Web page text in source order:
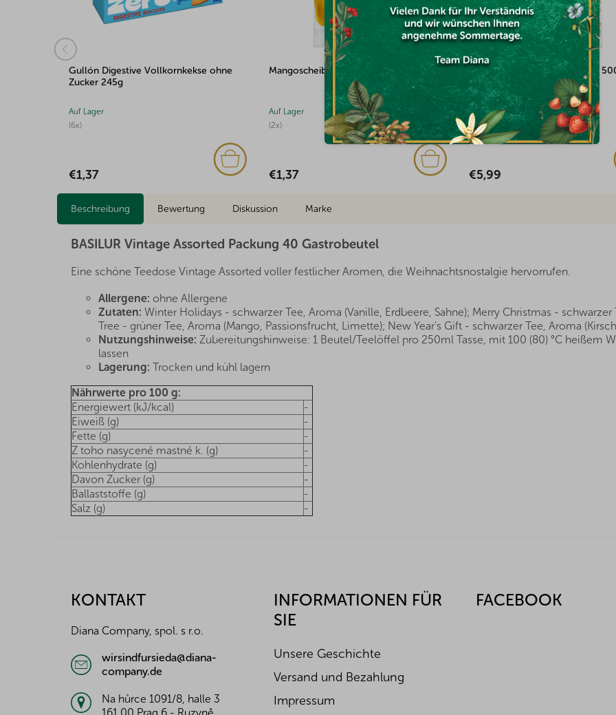
Gullón Digestive Vollkornkekse ohne
Zucker 245g
(6x)
Auf Lager
€1,37
Mangoscheiben Vietnam exclusive 100g
(2x)
Auf Lager
€1,37
Cashewkerne naturell SW320
(1x)
Auf Lager
€5,99
Beschreibung Bewertung Diskussion Marke
BASILUR Vintage Assorted Packung 40 Gastrobeutel
Eine schöne Teedose Vintage Assorted voller festlicher Aromen, die Weihnachtsnostalgie hervorrufen.
Allergene: ohne Allergene
Zutaten: Winter Holidays - schwarzer Tee, Aroma (Vanille, Erdbeere, Sahne); Merry Christmas -
Tree - grüner Tee, Aroma (Mango, Passionsfrucht, Limette); New Year's Gift - schwarzer Tee, Aroma
Nutzungshinweise: Zubereitungshinweise: 1 Beutel/Teelöffel pro 250ml Tasse, mit 100 (80) °C heißem
lassen
Lagerung: Trocken und kühl lagern
Nährwerte pro 100 g:
Energiewert (kJ/kcal)
-
Eiweiß (g)
-
Fette (g)
-
Z toho nasycené mastné k. (g)
-
Kohlenhydrate (g)
-
Davon Zucker (g)
-
Ballaststoffe (g)
-
Salz (g)
-
KONTAKT
Diana Company, spol. s r.o.
wirsindfursieda@diana-
company.de
Na hůrce 1091/8, halle 3
INFORMATIONEN FÜR
SIE
Unsere Geschichte
Versand und Bezahlung
Impressum
FACEBOOK